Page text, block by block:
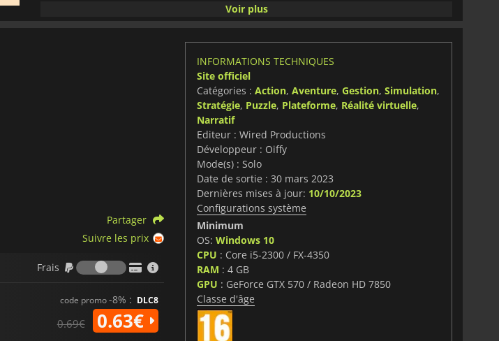
Avec un casting de premier plan comprenant Jason Isaacs, Ólafur Darri Ólafsso, David
Hewlett et Zelda Williams,The Last Workerprésente une lutte étonnante et complexe
pour trouver un sens dans un monde dirigé par l'IA.
Voir plus
Partager
Suivre les prix
Frais
Frais
code promo-8% : DLC8
0.69€ 0.63€
INFORMATIONS TECHNIQUES
Site officiel
Catégories : Action, Aventure, Gestion, Simulation,
Stratégie, Puzzle, Plateforme, Réalité virtuelle,
Narratif
Editeur : Wired Productions
Développeur : Oiffy
Mode(s) : Solo
Date de sortie : 30 mars 2023
Dernières mises à jour: 10/10/2023
Configurations système
Minimum
OS: Windows 10
CPU : Core i5-2300 / FX-4350
RAM : 4 GB
GPU : GeForce GTX 570 / Radeon HD 7850
Classe d'âge